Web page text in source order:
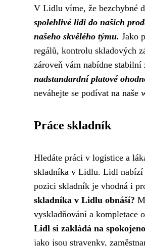
V Lidlu víme, že bezchybné
spolehlivé lidi do našich
našeho skvělého týmu. Jako
regálů, kontrolu skladových
zároveň vám nabídne
nadstandardní platové
neváhejte se podívat na
Práce skladník
Hledáte práci v logistice a
skladníka v Lidlu. Lidl nabízí
pozici skladník je vhodná i
skladníka v Lidlu obnáší?
vyskladňování a kompletace
Lidl si zakládá na
jako jsou stravenky,